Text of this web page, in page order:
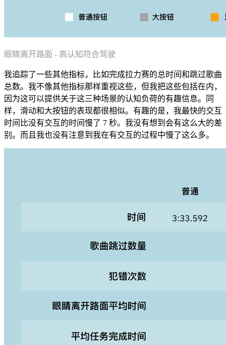
眼睛离开路面 - 高认知符合驾驶
我追踪了一些其他指标，比如完成拉力赛的总时间和跳过歌曲
总数。我不像其他指标那样重视这些，但我把这些包括在内，
因为这可以提供关于这三种场景的认知负荷的有趣信息。同
样，滑动和大按钮的表现都很相似。有趣的是，我最快的交互
时间比没有交互的时间慢了 7 秒。我没有想到会有这么大的差
别。而且我也没有注意到我在有交互的过程中慢了这么多。